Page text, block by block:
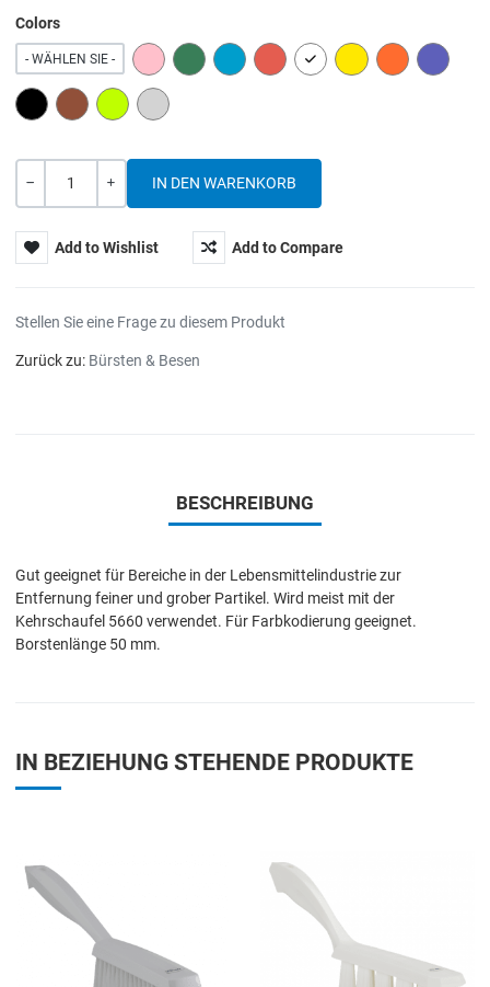
Colors
- WÄHLEN SIE - PINK GREEN BLUE RED WHITE YELLOW ORANGE PURPLE
BLACK BROWN LIME GREY
Add to Wishlist Add to Compare
Stellen Sie eine Frage zu diesem Produkt
Zurück zu: Bürsten & Besen
BESCHREIBUNG
Gut geeignet für Bereiche in der Lebensmittelindustrie zur
Entfernung feiner und grober Partikel. Wird meist mit der
Kehrschaufel 5660 verwendet. Für Farbkodierung geeignet.
Borstenlänge 50 mm.
IN BEZIEHUNG STEHENDE PRODUKTE
Add to Wishlist
Add to Compare